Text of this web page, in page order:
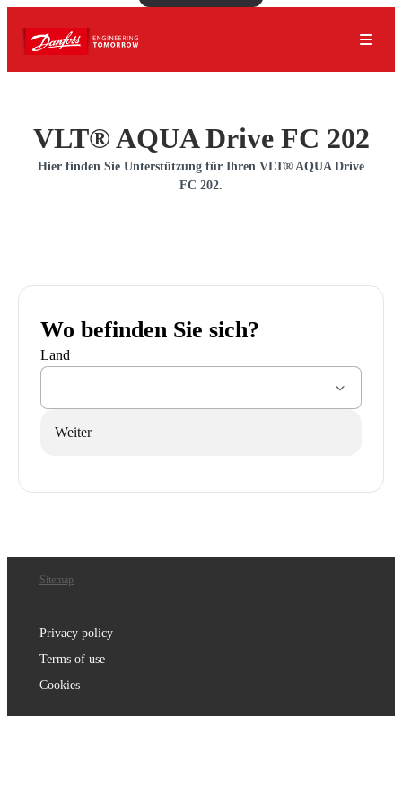
VLT® AQUA Drive FC 202
Hier finden Sie Unterstützung für Ihren VLT® AQUA Drive
FC 202.
Wo befinden Sie sich?
Land
Weiter
Sitemap
Privacy policy
Terms of use
Cookies